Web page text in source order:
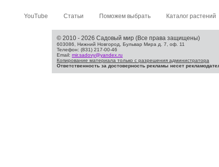
YouTube Статьи Поможем выбрать Каталог растений
© 2010 - 2026 Садовый мир (Все права защищены)
603086, Нижний Новгород, Бульвар Мира д. 7, оф. 11
Телефон: (831) 217-00-46
Email: mir.sadovy@yandex.ru
Копирование материала только с разрешения администратора
Ответственность за достоверность рекламы несет